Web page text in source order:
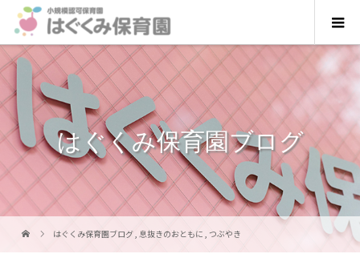
はぐくみ保育園ブログ
はぐくみ保育園ブログ,息抜きのおともに , つぶやき